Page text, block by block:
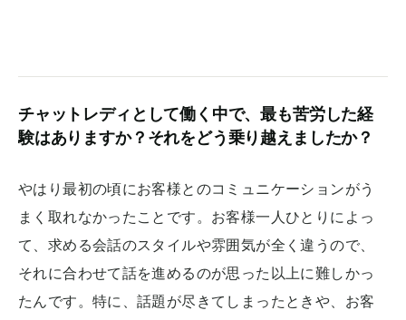
チャットレディとして働く中で、最も苦労した経
験はありますか？それをどう乗り越えましたか？
やはり最初の頃にお客様とのコミュニケーションがう
まく取れなかったことです。お客様一人ひとりによっ
て、求める会話のスタイルや雰囲気が全く違うので、
それに合わせて話を進めるのが思った以上に難しかっ
たんです。特に、話題が尽きてしまったときや、お客